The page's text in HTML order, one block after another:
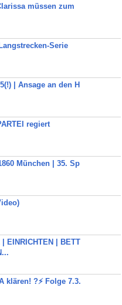
müssen zum
Serie
| Ansage an den H
regiert
München | 35. Sp
| EINRICHTEN | BETT
klären! ?⚡️ Folge 7.3.